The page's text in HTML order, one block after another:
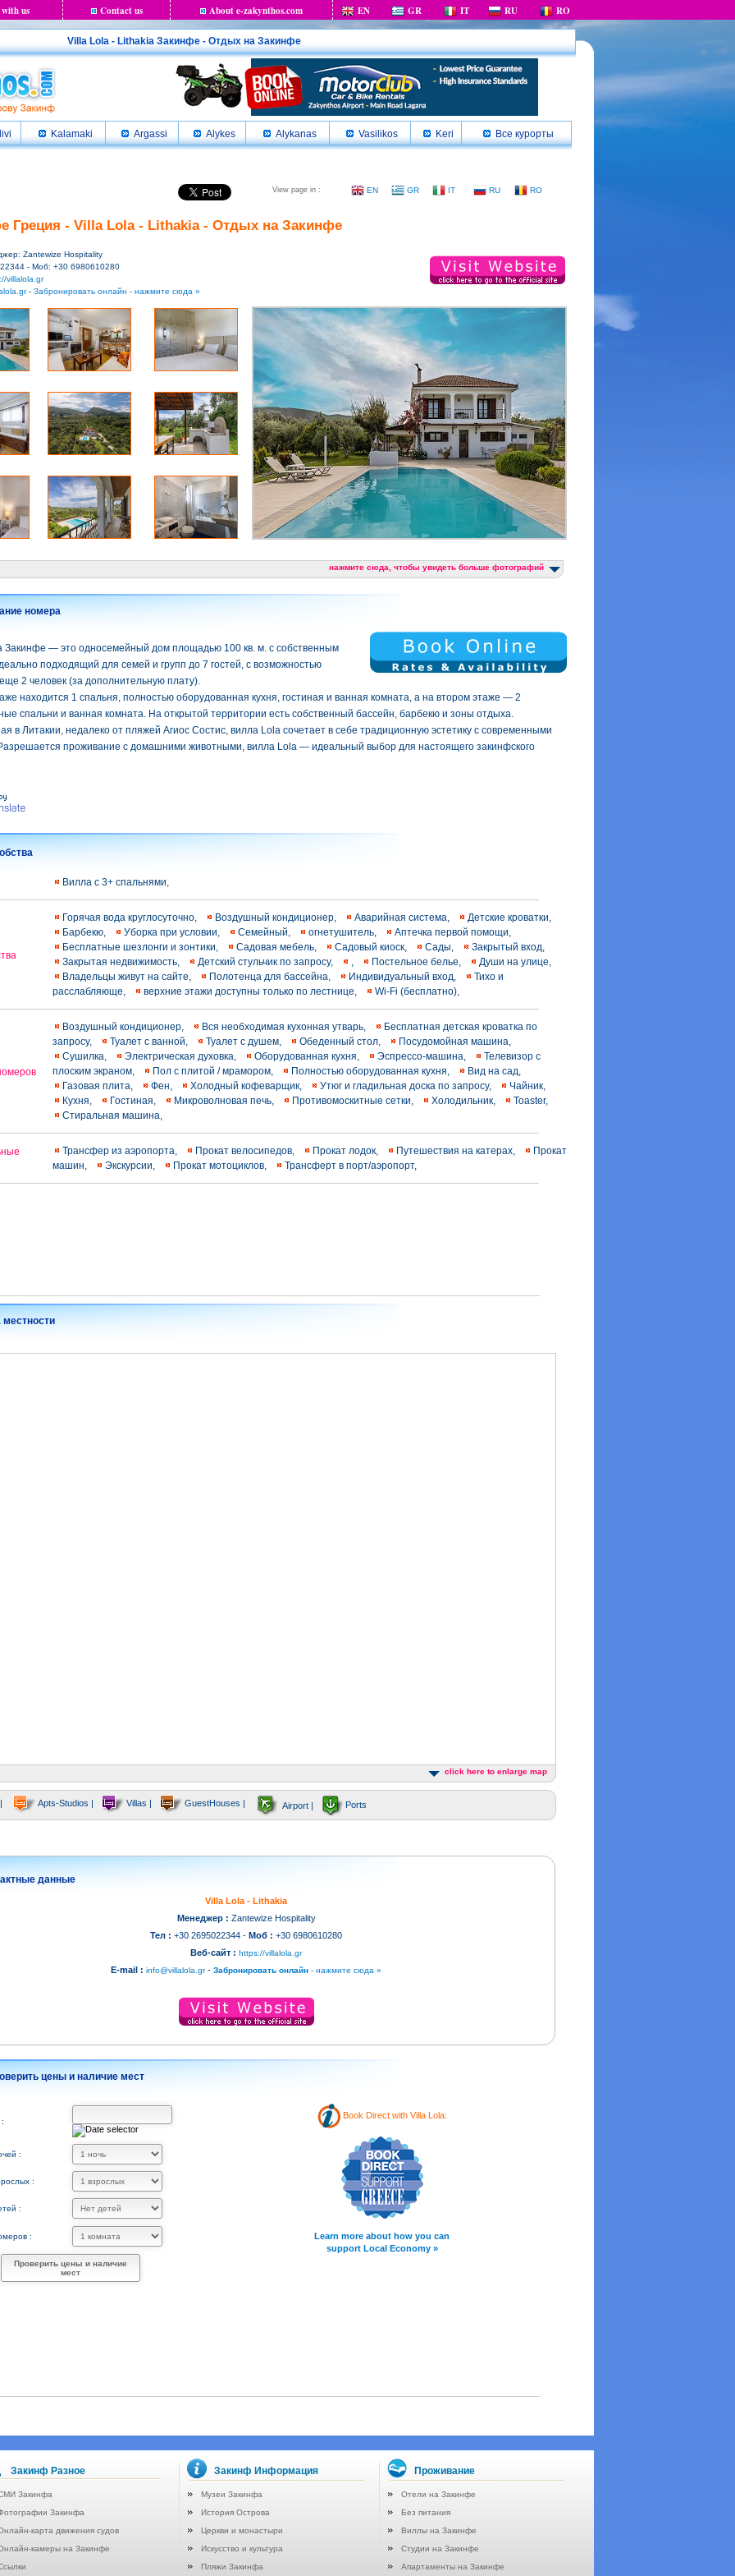
us Contact us About e-zakynthos.com EN GR IT RU RO
Villa Lola - Lithakia Закинфе - Отдых на Закинфе
Kalamaki Argassi Alykes Alykanas Vasilikos Keri Все курорты
View page in : EN GR IT RU RO
Греция - Villa Lola - Lithakia - Отдых на Закинфе
Zantewize Hospitality
- Моб: +30 6980610280
villalola.gr
- Забронировать онлайн - нажмите сюда »
нажмите сюда, чтобы увидеть больше фотографий
номера
Закинфе — это односемейный дом площадью 100 кв. м. с собственным
подходящий для семей и групп до 7 гостей, с возможностью
2 человек (за дополнительную плату).
находится 1 спальня, полностью оборудованная кухня, гостиная и ванная комната, а на втором этаже — 2
спальни и ванная комната. На открытой территории есть собственный бассейн, барбекю и зоны отдыха.
в Литакии, недалеко от пляжей Агиос Состис, вилла Lola сочетает в себе традиционную эстетику с современными
проживание с домашними животными, вилла Lola — идеальный выбор для настоящего закинфского
Вилла с 3+ спальнями,
Горячая вода круглосуточно, Воздушный кондиционер, Аварийная система,
Детские кроватки,
Барбекю,
Уборка при условии, Семейный, огнетушитель,
Аптечка первой помощи,
Бесплатные шезлонги и зонтики,
Садовая мебель, Садовый киоск, Сады,
Закрытый вход,
Закрытая недвижимость,
Детский стульчик по запросу, , Постельное белье,
Души на улице,
Владельцы живут на сайте,
Полотенца для бассейна, Индивидуальный вход,
Тихо и
расслабляюще,
верхние этажи доступны только по лестнице, Wi-Fi (бесплатно),
Воздушный кондиционер, Вся необходимая кухонная утварь,
Бесплатная детская кроватка по
запросу,
Туалет с ванной, Туалет с душем, Обеденный стол,
Посудомойная машина,
Сушилка,
Электрическая духовка, Оборудованная кухня, Эспрессо-машина,
Телевизор с
плоским экраном,
Пол с плитой / мрамором, Полностью оборудованная кухня,
Вид на сад,
Газовая плита,
Фен, Холодный кофеварщик, Утюг и гладильная доска по запросу,
Чайник,
Кухня,
Гостиная, Микроволновая печь, Противомоскитные сетки, Холодильник,
Toaster,
Стиральная машина,
Трансфер из аэропорта, Прокат велосипедов, Прокат лодок, Путешествия на катерах,
Прокат
машин,
Экскурсии, Прокат мотоциклов, Трансферт в порт/аэропорт,
местности
click here to enlarge map
Apts-Studios | Villas | GuestHouses | Airport | Ports
данные
Villa Lola - Lithakia
Менеджер : Zantewize Hospitality
Тел : +30 2695022344 - Моб : +30 6980610280
Веб-сайт : https://villalola.gr
E-mail : info@villalola.gr- Забронировать онлайн - нажмите сюда »
цены и наличие мест
:
:
:
:
Проверить цены и наличие
мест
Book Direct with Villa Lola:
Learn more about how you can
support Local Economy »
Закинф Разное Закинф Информация Проживание
Закинфа Музеи Закинфа
Отели на Закинфе
Закинфа История Острова
Без питания
карта движения судов Церкви и монастыри
Виллы на Закинфе
камеры на Закинфе Искусство и культура
Студии на Закинфе
Пляжи Закинфа Апартаменты на Закинфе